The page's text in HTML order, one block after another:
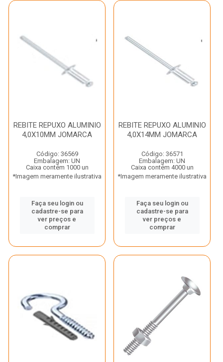
REBITE REPUXO ALUMINIO
4,0X10MM JOMARCA
Código: 36569
Embalagem: UN
Caixa contém 1000 un
*Imagem meramente ilustrativa
Faça seu login ou
cadastre-se para
ver preços e
comprar
REBITE REPUXO ALUMINIO
4,0X14MM JOMARCA
Código: 36571
Embalagem: UN
Caixa contém 4000 un
*Imagem meramente ilustrativa
Faça seu login ou
cadastre-se para
ver preços e
comprar